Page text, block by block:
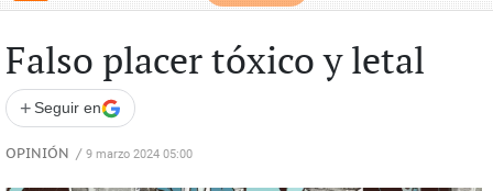
Falso placer tóxico y letal
+ Seguir en
OPINIÓN / 9 marzo 2024 05:00